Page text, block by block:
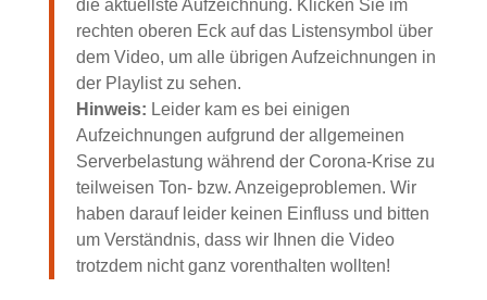
die aktuellste Aufzeichnung. Klicken Sie im
rechten oberen Eck auf das Listensymbol über
dem Video, um alle übrigen Aufzeichnungen in
der Playlist zu sehen.
Hinweis: Leider kam es bei einigen
Aufzeichnungen aufgrund der allgemeinen
Serverbelastung während der Corona-Krise zu
teilweisen Ton- bzw. Anzeigeproblemen. Wir
haben darauf leider keinen Einfluss und bitten
um Verständnis, dass wir Ihnen die Video
trotzdem nicht ganz vorenthalten wollten!